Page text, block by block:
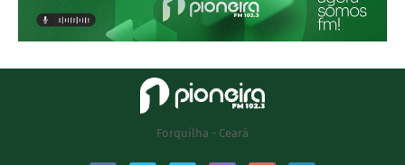
Forquilha - Ceará